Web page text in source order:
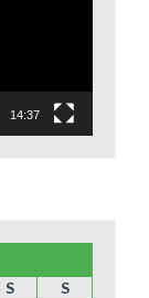
14:37
S
S